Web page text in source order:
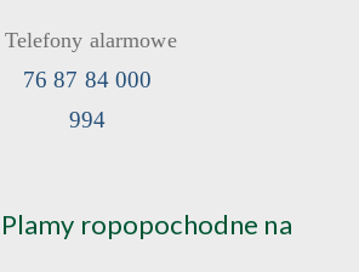
Telefony alarmowe
76 87 84 000
994
ropopochodne na